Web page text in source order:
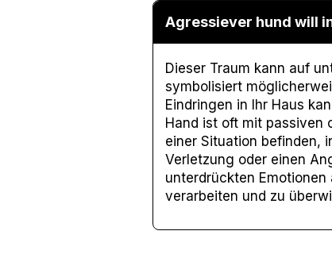
Agressiever hund will
Dieser Traum kann auf
symbolisiert
Eindringen in Ihr Haus
Hand ist oft mit passiven
einer Situation befinden,
Verletzung oder einen
unterdrückten
verarbeiten und zu